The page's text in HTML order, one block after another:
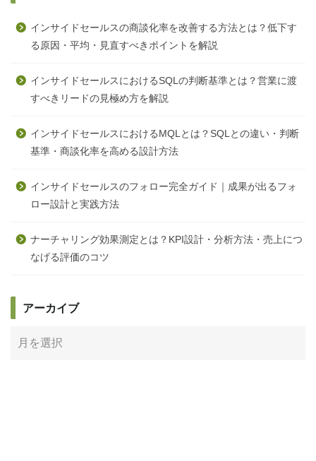
インサイドセールスの商談化率を改善する方法とは？低下す
る原因・平均・見直すべきポイントを解説
インサイドセールスにおけるSQLの判断基準とは？営業に渡
すべきリードの見極め方を解説
インサイドセールスにおけるMQLとは？SQLとの違い・判断
基準・商談化率を高める設計方法
インサイドセールスのフォロー完全ガイド｜成果が出るフォ
ロー設計と実践方法
ナーチャリング効果測定とは？KPI設計・分析方法・売上につ
なげる評価のコツ
アーカイブ